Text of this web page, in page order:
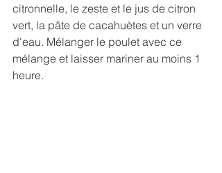
citronnelle, le zeste et le jus de citron
vert, la pâte de cacahuètes et un verre
d'eau. Mélanger le poulet avec ce
mélange et laisser mariner au moins 1
heure.